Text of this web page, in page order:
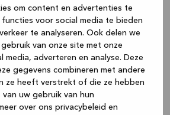
om content en advertenties te
voor social media te bieden
te analyseren. Ook delen we
van onze site met onze
media, adverteren en analyse. Deze
gegevens combineren met andere
ze heeft verstrekt of die ze hebben
uw gebruik van hun
over ons privacybeleid en